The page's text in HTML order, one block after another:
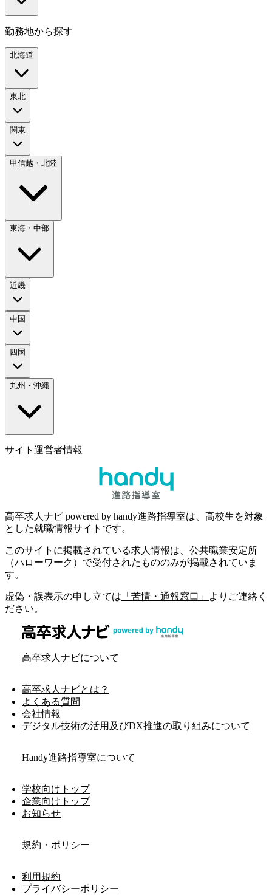
勤務地から探す
北海道
東北
関東
甲信越・北陸
東海・中部
近畿
中国
四国
九州・沖縄
サイト運営者情報
高卒求人ナビ powered by handy進路指導室は、高校生を対象
とした就職情報サイトです。
このサイトに掲載されている求人情報は、公共職業安定所
（ハローワーク）で受付されたもののみが掲載されていま
す。
虚偽・誤表示の申し立ては 「苦情・通報窓口」
よりご連絡く
ださい。
高卒求人ナビについて
高卒求人ナビとは？
よくある質問
会社情報
デジタル技術の活用及びDX推進の取り組みについて
Handy進路指導室について
学校向けトップ
企業向けトップ
お知らせ
規約・ポリシー
利用規約
プライバシーポリシー